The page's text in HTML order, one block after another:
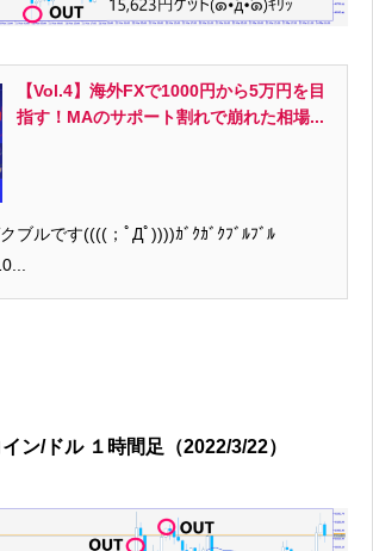
【Vol.4】海外FXで1000円から5万円を目
指す！MAのサポート割れで崩れた相場...
ブルです((((；ﾟДﾟ))))ｶﾞｸｶﾞｸﾌﾞﾙﾌﾞﾙ
ン/ドル １時間足（2022/3/22）